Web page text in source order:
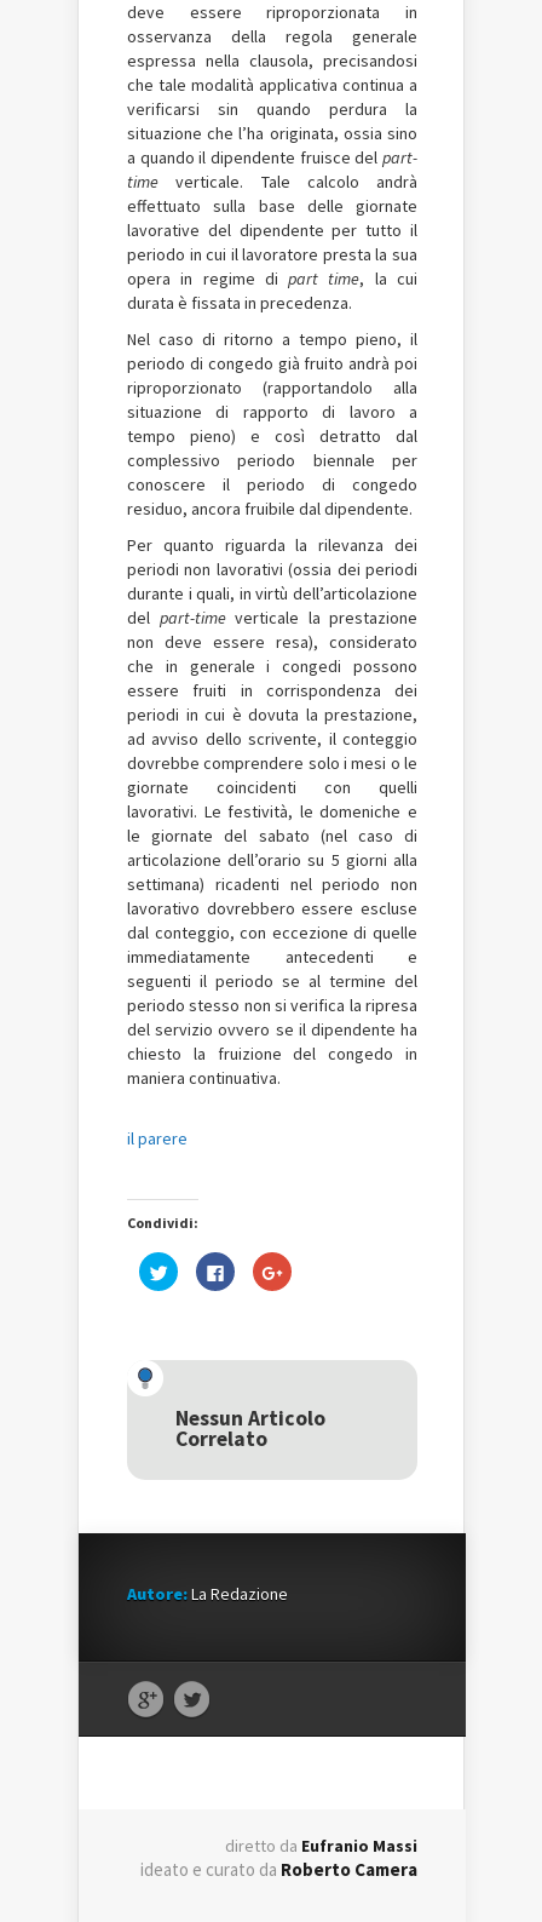
deve essere riproporzionata in
osservanza della regola generale
espressa nella clausola, precisandosi
che tale modalità applicativa continua a
verificarsi sin quando perdura la
situazione che l’ha originata, ossia sino
a quando il dipendente fruisce del part-
time verticale. Tale calcolo andrà
effettuato sulla base delle giornate
lavorative del dipendente per tutto il
periodo in cui il lavoratore presta la sua
opera in regime dipart time, la cui
durata è fissata in precedenza.
Nel caso di ritorno a tempo pieno, il
periodo di congedo già fruito andrà poi
riproporzionato (rapportandolo alla
situazione di rapporto di lavoro a
tempo pieno) e così detratto dal
complessivo periodo biennale per
conoscere il periodo di congedo
residuo, ancora fruibile dal dipendente.
Per quanto riguarda la rilevanza dei
periodi non lavorativi (ossia dei periodi
durante i quali, in virtù dell’articolazione
del part-timeverticale la prestazione
non deve essere resa), considerato
che in generale i congedi possono
essere fruiti in corrispondenza dei
periodi in cui è dovuta la prestazione,
ad avviso dello scrivente, il conteggio
dovrebbe comprendere solo i mesi o le
giornate coincidenti con quelli
lavorativi. Le festività, le domeniche e
le giornate del sabato (nel caso di
articolazione dell’orario su 5 giorni alla
settimana) ricadenti nel periodo non
lavorativo dovrebbero essere escluse
dal conteggio, con eccezione di quelle
immediatamente antecedenti e
seguenti il periodo se al termine del
periodo stesso non si verifica la ripresa
del servizio ovvero se il dipendente ha
chiesto la fruizione del congedo in
maniera continuativa.
il parere
Condividi:
Fai
clic
una
nuova
finestra)
Fai
clic
nuova
finestra)
Fai
clic
una
nuova
Nessun Articolo
Correlato
Autore:La Redazione
diretto da Eufranio Massi
ideato e curato da Roberto Camera